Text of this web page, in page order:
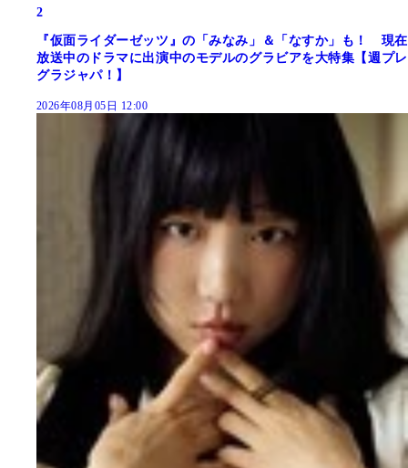
2
『仮面ライダーゼッツ』の「みなみ」＆「なすか」も！ 現在
放送中のドラマに出演中のモデルのグラビアを大特集【週プレ
グラジャパ！】
2026年08月05日 12:00